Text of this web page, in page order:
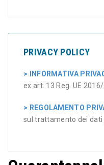
PRIVACY POLICY
> INFORMATIVA
ex art. 13 Reg. UE
> REGOLAMENTO
sul trattamento dei dati